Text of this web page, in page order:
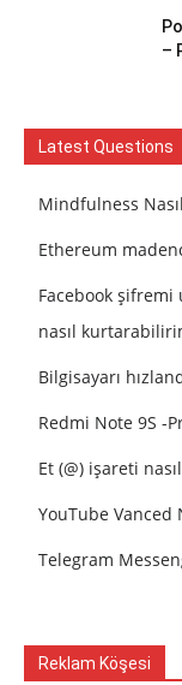
–
Latest Questions
Mindfulness
Ethereum
Facebook şifremi
nasıl
Bilgisayarı
Redmi Note 9S -
Et (@) işareti
YouTube Vanced
Telegram
Reklam Köşesi